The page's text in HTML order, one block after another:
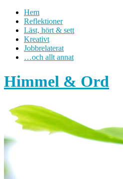
Hem
Reflektioner
Läst, hört & sett
Kreativt
Jobbrelaterat
…och allt annat
Himmel & Ord